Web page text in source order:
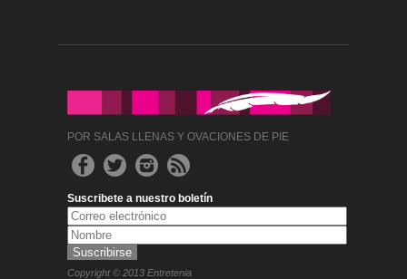
POR SALAS LLENAS Y OVACIONES DE PIE
Suscribete a nuestro boletín
Copyright © 2013 Entretenia